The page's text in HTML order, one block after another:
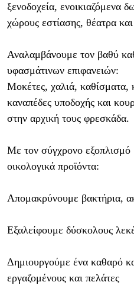
ξενοδοχεία, ενοικιαζόμενα
χώρους εστίασης, θέατρα
Αναλαμβάνουμε τον βαθύ
υφασμάτινων επιφανειών:
Μοκέτες, χαλιά, καθίσματα,
καναπέδες υποδοχής και
στην αρχική τους φρεσκάδα.
Με τον σύγχρονο εξοπλισμό
οικολογικά προϊόντα:
Απομακρύνουμε βακτήρια,
Εξαλείφουμε δύσκολους
Δημιουργούμε ένα καθαρό
εργαζομένους και πελάτες